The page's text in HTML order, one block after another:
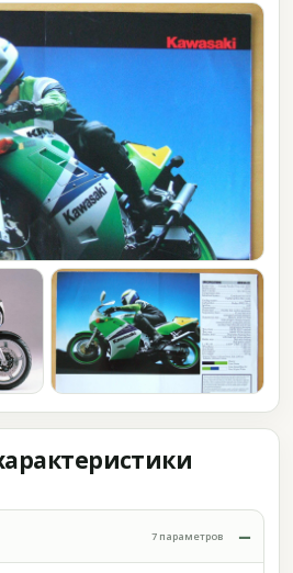
7 параметров